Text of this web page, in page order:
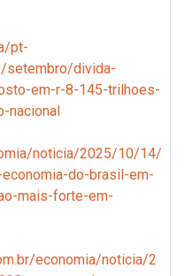
pt-
divida-
em-r-8-145-trilhoes-
nacional
noticia/2025/10/14/
do-brasil-em-
mais-forte-em-
economia/noticia/2